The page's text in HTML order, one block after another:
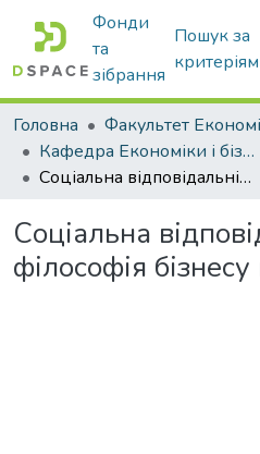
Фонди
та
зібрання
Пошук за
Головна
Кафедра Економіки і бізнесу
Соціальна відповідальність як філософія бізнесу в умовах війни.
Соціальна
філософія